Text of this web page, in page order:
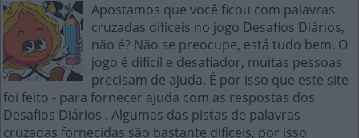
Apostamos que você ficou com palavras
cruzadas difíceis no jogo Desafios Diários,
não é? Não se preocupe, está tudo bem. O
jogo é difícil e desafiador, muitas pessoas
precisam de ajuda. É por isso que este site
foi feito - para fornecer ajuda com as respostas dos
Desafios Diários . Algumas das pistas de palavras
cruzadas fornecidas são bastante difíceis, por isso